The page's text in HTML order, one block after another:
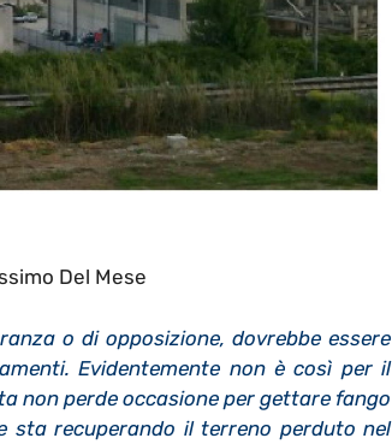
Del Mese
o di opposizione, dovrebbe essere
Evidentemente non è così per il
non perde occasione per gettare fango
sta recuperando il terreno perduto nel